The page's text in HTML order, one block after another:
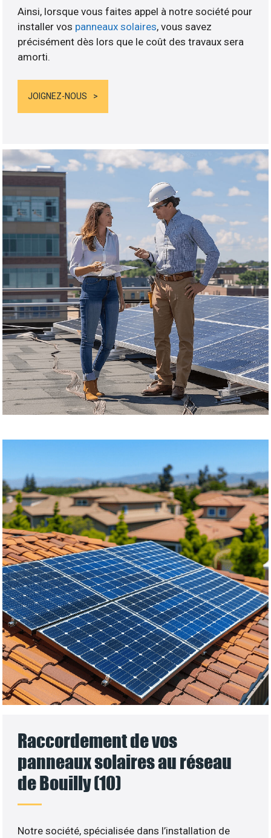
Ainsi, lorsque vous faites appel à notre société pour
installer vos panneaux solaires, vous savez
précisément dès lors que le coût des travaux sera
amorti.
JOIGNEZ-NOUS
Raccordement de vos
panneaux solaires au réseau
de Bouilly (10)
Notre société, spécialisée dans l’installation de